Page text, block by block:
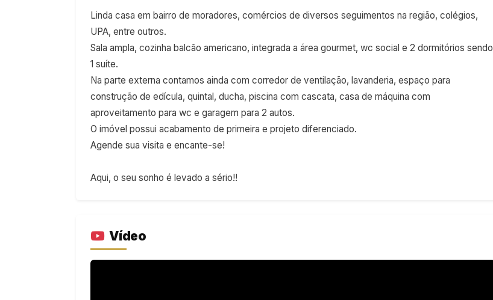
Linda casa em bairro de moradores, comércios de diversos seguimentos na região, colégios,
UPA, entre outros.
Sala ampla, cozinha balcão americano, integrada a área gourmet, wc social e 2 dormitórios sendo
1 suíte.
Na parte externa contamos ainda com corredor de ventilação, lavanderia, espaço para
construção de edícula, quintal, ducha, piscina com cascata, casa de máquina com
aproveitamento para wc e garagem para 2 autos.
O imóvel possui acabamento de primeira e projeto diferenciado.
Agende sua visita e encante-se!
Aqui, o seu sonho é levado a sério!!
Vídeo